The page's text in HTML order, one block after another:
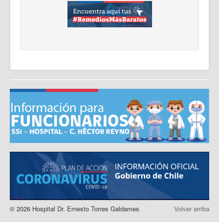
Volver arriba
© 2026 Hospital Dr. Ernesto Torres Galdames